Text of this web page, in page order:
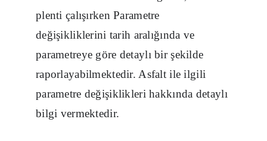
plenti çalışırken Parametre
değişikliklerini tarih aralığında ve
parametreye göre detaylı bir şekilde
raporlayabilmektedir. Asfalt ile ilgili
parametre değişiklikleri hakkında detaylı
bilgi vermektedir.